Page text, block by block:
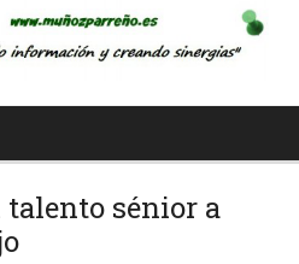
talento sénior a